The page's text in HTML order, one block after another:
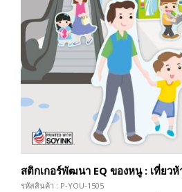
สติกเกอร์พัฒนา EQ ของหนู : เที่ยว
รหัสสินค้า : P-YOU-1505